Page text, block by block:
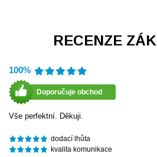
RECENZE
100%
Doporučuje obchod
Vše perfektní. Děkuji.
dodací lhůta
kvalita komunikace